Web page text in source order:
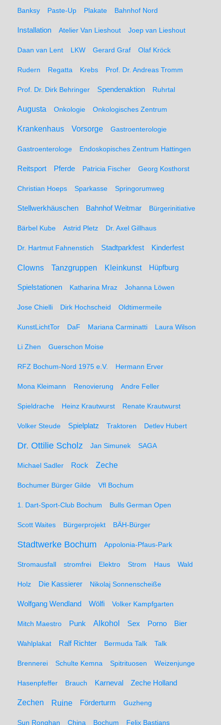
Banksy Paste-Up Plakate Bahnhof Nord
Installation Atelier Van Lieshout Joep van Lieshout
Daan van Lent LKW Gerard Graf Olaf Kröck
Rudern Regatta Krebs Prof. Dr. Andreas Tromm
Prof. Dr. Dirk Behringer Spendenaktion Ruhrtal
Augusta Onkologie Onkologisches Zentrum
Krankenhaus Vorsorge Gastroenterologie
Gastroenterologe Endoskopisches Zentrum Hattingen
Reitsport Pferde Patricia Fischer Georg Kosthorst
Christian Hoeps Sparkasse Springorumweg
Stellwerkhäuschen Bahnhof Weitmar Bürgerinitiative
Bärbel Kube Astrid Pletz Dr. Axel Gillhaus
Dr. Hartmut Fahnenstich Stadtparkfest Kinderfest
Clowns Tanzgruppen Kleinkunst Hüpfburg
Spielstationen Katharina Mraz Johanna Löwen
Jose Chielli Dirk Hochscheid Oldtimermeile
KunstLichtTor DaF Mariana Carminatti Laura Wilson
Li Zhen Guerschon Moise
RFZ Bochum-Nord 1975 e.V. Hermann Erver
Mona Kleimann Renovierung Andre Feller
Spieldrache Heinz Krautwurst Renate Krautwurst
Volker Steude Spielplatz Traktoren Detlev Hubert
Dr. Ottilie Scholz Jan Simunek SAGA
Michael Sadler Rock Zeche
Bochumer Bürger Gilde Vfl Bochum
1. Dart-Sport-Club Bochum Bulls German Open
Scott Waites Bürgerprojekt BÄH-Bürger
Stadtwerke Bochum Appolonia-Pfaus-Park
Stromausfall stromfrei Elektro Strom Haus Wald
Holz Die Kassierer Nikolaj Sonnenscheiße
Wolfgang Wendland Wölfi Volker Kampfgarten
Mitch Maestro Punk Alkohol Sex Porno Bier
Wahlplakat Ralf Richter Bermuda Talk Talk
Brennerei Schulte Kemna Spitrituosen Weizenjunge
Hasenpfeffer Brauch Karneval Zeche Holland
Zechen Ruine Förderturm Guzheng
Sun Ronghan China Bochum Felix Bastians